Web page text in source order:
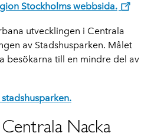
Stockholms webbsida.
utvecklingen i Centrala
av Stadshusparken. Målet
besökarna till en mindre del av
Nacka